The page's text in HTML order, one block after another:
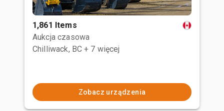
1,861 Items
Aukcja czasowa
Chilliwack, BC + 7 więcej
Zobacz urządzenia